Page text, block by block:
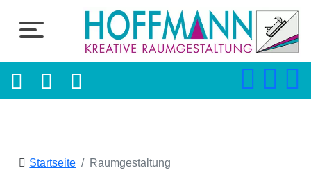
Startseite Raumgestaltung